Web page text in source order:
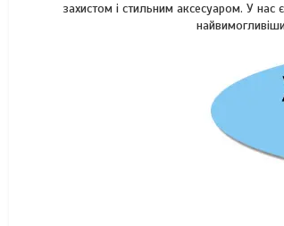
захистом і стильним аксесуаром. У нас